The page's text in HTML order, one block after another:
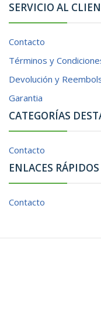
SERVICIO AL
Contacto
Términos y
Devolución y
Garantia
CATEGORÍAS
Contacto
ENLACES RÁPIDOS
Contacto